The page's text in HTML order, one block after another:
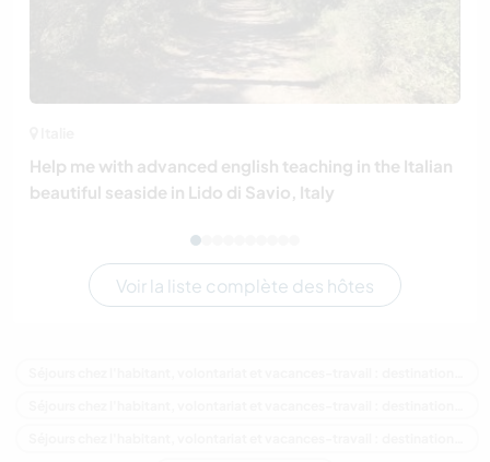
Help me with advanced english teaching in the Italian
beautiful seaside in Lido di Savio, Italy
Voir la liste complète des hôtes